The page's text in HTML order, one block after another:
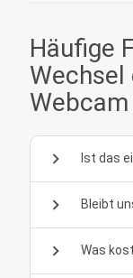
Häufige
Wechsel
chevron_right Ist das
chevron_right Bleibt
chevron_right Was